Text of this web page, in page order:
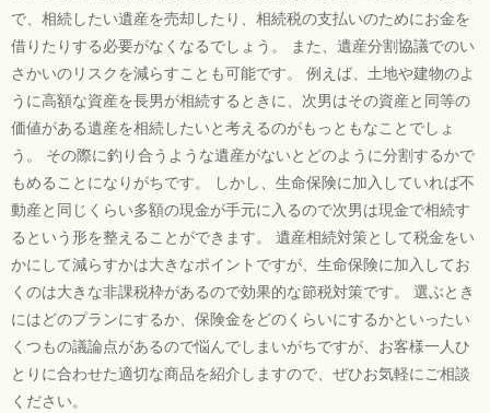
で、相続したい遺産を売却したり、相続税の支払いのためにお金を
借りたりする必要がなくなるでしょう。 また、遺産分割協議でのい
さかいのリスクを減らすことも可能です。 例えば、土地や建物のよ
うに高額な資産を長男が相続するときに、次男はその資産と同等の
価値がある遺産を相続したいと考えるのがもっともなことでしょ
う。 その際に釣り合うような遺産がないとどのように分割するかで
もめることになりがちです。 しかし、生命保険に加入していれば不
動産と同じくらい多額の現金が手元に入るので次男は現金で相続す
るという形を整えることができます。 遺産相続対策として税金をい
かにして減らすかは大きなポイントですが、生命保険に加入してお
くのは大きな非課税枠があるので効果的な節税対策です。 選ぶとき
にはどのプランにするか、保険金をどのくらいにするかといったい
くつもの議論点があるので悩んでしまいがちですが、お客様一人ひ
とりに合わせた適切な商品を紹介しますので、ぜひお気軽にご相談
ください。